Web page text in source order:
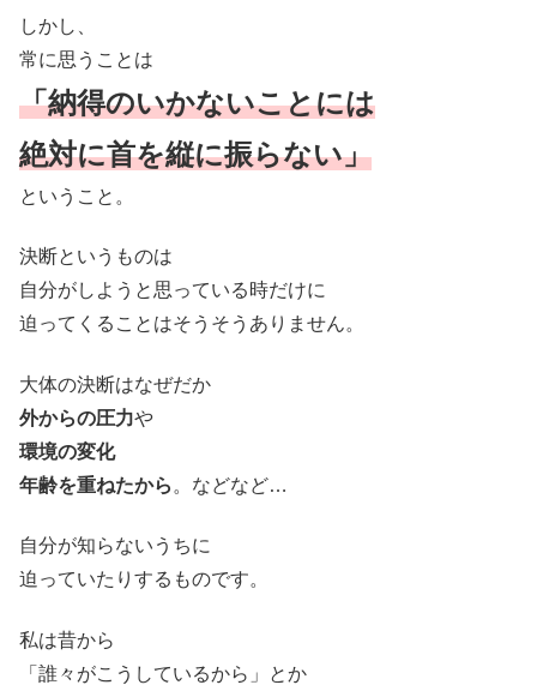
しかし、
常に思うことは
「納得のいかないことには
絶対に首を縦に振らない」
ということ。
決断というものは
自分がしようと思っている時だけに
迫ってくることはそうそうありません。
大体の決断はなぜだか
外からの圧力や
環境の変化
年齢を重ねたから 。などなど…
自分が知らないうちに
迫っていたりするものです。
私は昔から
「誰々がこうしているから」とか